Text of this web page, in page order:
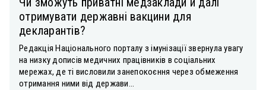
отримувати державні вакцини для
декларантів?
Редакція Національного порталу з імунізації звернула увагу
на низку дописів медичних працівників в соціальних
мережах, де ті висловили занепокоєння через обмеження
отримання ними від держави...